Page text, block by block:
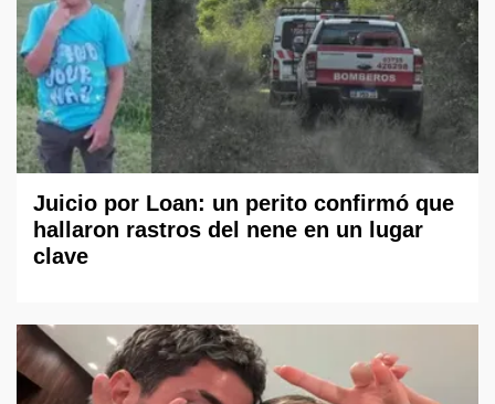
Juicio por Loan: un perito confirmó que
hallaron rastros del nene en un lugar
clave